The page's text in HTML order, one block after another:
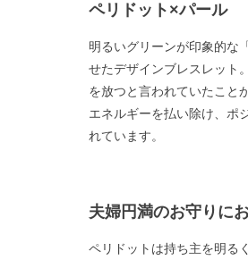
ペリドット×パール
明るいグリーンが印象的な
せたデザインブレスレット
を放つと言われていたこと
エネルギーを払い除け、ポ
れています。
夫婦円満のお守りに
ペリドットは持ち主を明る